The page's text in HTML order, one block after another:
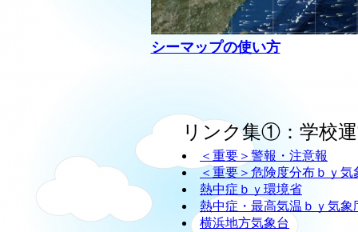
シーマップの使い方
リンク集①：学校
＜重要＞警報・注意報
＜重要＞危険度分布ｂｙ気
熱中症ｂｙ環境省
熱中症・最高気温ｂｙ気象
横浜地方気象台